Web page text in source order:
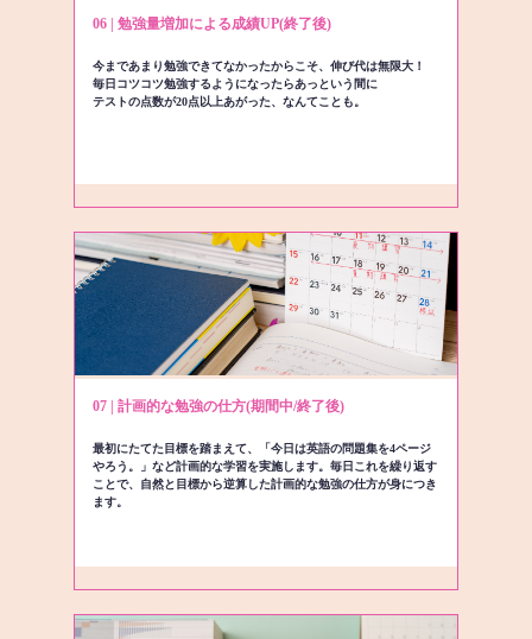
06 | 勉強量増加による成績UP(終了後)
今まであまり勉強できてなかったからこそ、伸び代は無限大！
毎日コツコツ勉強するようになったらあっという間に
テストの点数が20点以上あがった、なんてことも。
07 | 計画的な勉強の仕方(期間中/終了後)
最初にたてた目標を踏まえて、「今日は英語の問題集を4ページ
やろう。」など計画的な学習を実施します。毎日これを繰り返す
ことで、自然と目標から逆算した計画的な勉強の仕方が身につき
ます。